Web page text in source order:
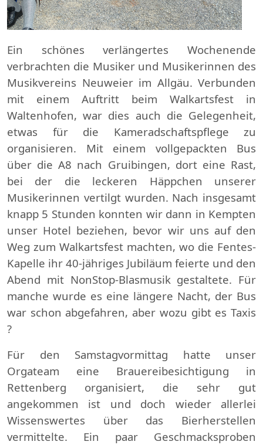
Ein schönes verlängertes Wochenende
verbrachten die Musiker und Musikerinnen des
Musikvereins Neuweier im Allgäu. Verbunden
mit einem Auftritt beim Walkartsfest in
Waltenhofen, war dies auch die Gelegenheit,
etwas für die Kameradschaftspflege zu
organisieren. Mit einem vollgepackten Bus
über die A8 nach Gruibingen, dort eine Rast,
bei der die leckeren Häppchen unserer
Musikerinnen vertilgt wurden. Nach insgesamt
knapp 5 Stunden konnten wir dann in Kempten
unser Hotel beziehen, bevor wir uns auf den
Weg zum Walkartsfest machten, wo die Fentes-
Kapelle ihr 40-jähriges Jubiläum feierte und den
Abend mit NonStop-Blasmusik gestaltete. Für
manche wurde es eine längere Nacht, der Bus
war schon abgefahren, aber wozu gibt es Taxis
?
Für den Samstagvormittag hatte unser
Orgateam eine Brauereibesichtigung in
Rettenberg organisiert, die sehr gut
angekommen ist und doch wieder allerlei
Wissenswertes über das Bierherstellen
vermittelte. Ein paar Geschmacksproben